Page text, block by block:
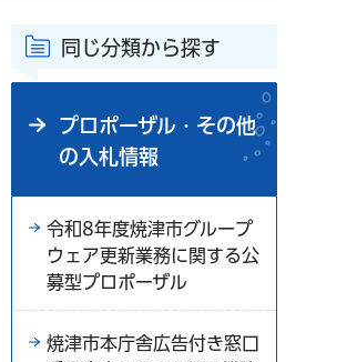
同じ分類から探す
プロポーザル・その他
の入札情報
令和8年度焼津市グループ
ウェア更新業務に関する公
募型プロポーザル
焼津市本庁舎広告付き窓口